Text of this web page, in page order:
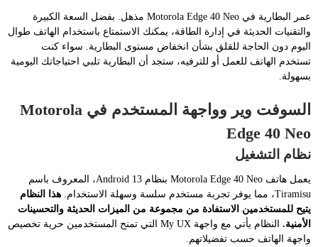
عمر البطارية في Motorola Edge 40 Neo مذهل. بفضل السعة الكبيرة
والتقنيات الحديثة في إدارة الطاقة، يمكنك الاستمتاع باستخدام الهاتف طوال
اليوم دون الحاجة للقلق بشأن انخفاض مستوى البطارية. سواء كنت
تستخدم الهاتف للعمل أو للترفيه، ستجد أن البطارية تلبي احتياجاتك اليومية
بسهولة.
السوفت وير وواجهة المستخدم في Motorola
Edge 40 Neo
نظام التشغيل
يعمل هاتف Motorola Edge 40 Neo بنظام Android 13، المعروف باسم
Tiramisu، مما يوفر تجربة مستخدم سلسة وسهلة الاستخدام.
هذا النظام
يتيح للمستخدمين الاستفادة من مجموعة من الميزات الحديثة والتحسينات
الأمنية.
النظام يأتي مع واجهة My UX التي تمنح المستخدمين حرية تخصيص
واجهة الهاتف حسب تفضيلاتهم.